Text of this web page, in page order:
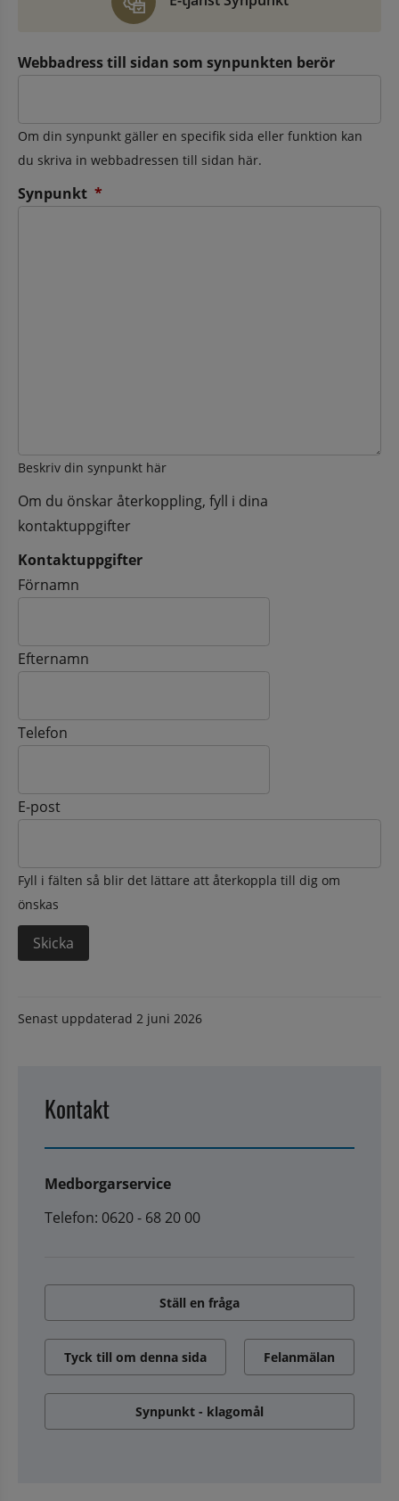
Webbadress till sidan som synpunkten berör
Om din synpunkt gäller en specifik sida eller funktion kan
du skriva in webbadressen till sidan här.
Synpunkt *
Beskriv din synpunkt här
Om du önskar återkoppling, fyll i dina
kontaktuppgifter
Kontaktuppgifter
Kontaktuppgifter
Förnamn
Efternamn
Telefon
E-post
Fyll i fälten så blir det lättare att återkoppla till dig om
önskas
Senast uppdaterad 2 juni 2026
Kontakt
Medborgarservice
Telefon: 0620 - 68 20 00
Ställ en fråga
Tyck till om denna sida Felanmälan
Synpunkt - klagomål